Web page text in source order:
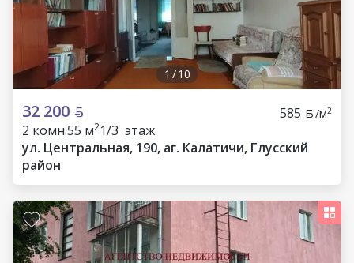
1 /10
32 200 585 /м2
2 комн.55 м21/3 этаж
ул. Центральная, 190, аг. Калатичи, Глусский
район